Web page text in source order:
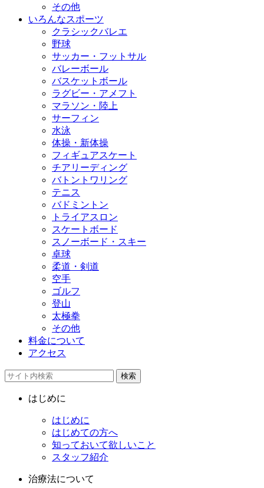
その他
いろんなスポーツ
クラシックバレエ
野球
サッカー・フットサル
バレーボール
バスケットボール
ラグビー・アメフト
マラソン・陸上
サーフィン
水泳
体操・新体操
フィギュアスケート
チアリーディング
バトントワリング
テニス
バドミントン
トライアスロン
スケートボード
スノーボード・スキー
卓球
柔道・剣道
空手
ゴルフ
登山
太極拳
その他
料金について
アクセス
検索
はじめに
はじめに
はじめての方へ
知っておいて欲しいこと
スタッフ紹介
治療法について